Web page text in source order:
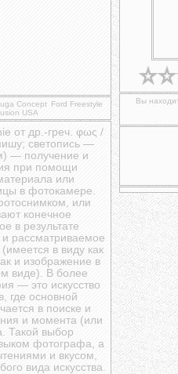
Concept Ford Freestyle
USA
от др.-греч. φως /
светопись —
— получение и
при помощи
или
в фотокамере.
или
конечное
в результате
рассматриваемое
в виду как
и изображение в
виде). В более
— это искусство
где основной
в поиске и
и момента (или
Такой выбор
фотографа, а
и вкусом,
вида искусства.
Вы